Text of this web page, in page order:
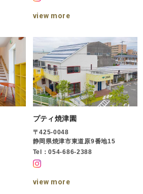
view more
プティ焼津園
〒425-0048
静岡県焼津市東道原9番地15
Tel：054-686-2388
view more